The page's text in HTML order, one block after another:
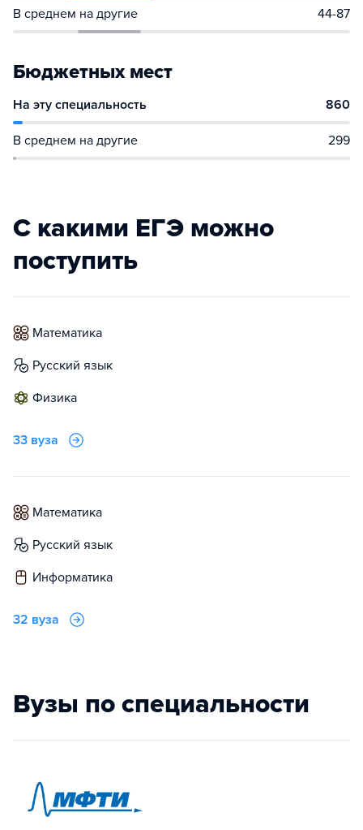
В среднем на другие 44-87
Бюджетных мест
На эту специальность 860
В среднем на другие 299
С какими ЕГЭ можно
поступить
математика
русский язык
физика
33 вуза
математика
русский язык
информатика
32 вуза
Вузы по специальности